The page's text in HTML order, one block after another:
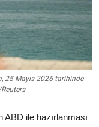
25 Mayıs 2026 tarihinde
ile hazırlanması